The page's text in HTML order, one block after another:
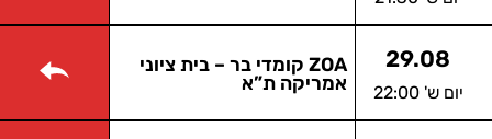
29.08
יום ש' 22:00
ZOA קומדי בר – בית ציוני
אמריקה ת”א